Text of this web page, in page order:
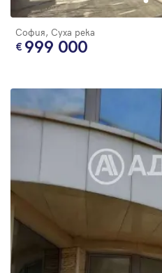
София, Суха река
999 000